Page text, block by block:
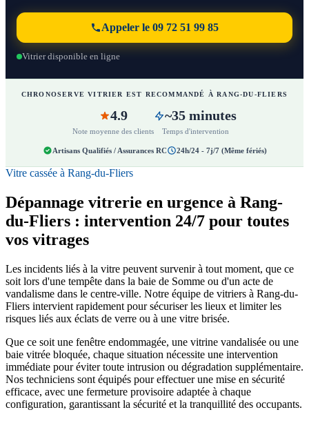
Appeler le 09 72 51 99 85
Vitrier disponible en ligne
CHRONOSERVE VITRIER EST RECOMMANDÉ À RANG-DU-FLIERS
4.9
Note moyenne des clients
~35 minutes
Temps d'intervention
Artisans Qualifiés / Assurances RC 24h/24 - 7j/7 (Même fériés)
Vitre cassée à Rang-du-Fliers
Dépannage vitrerie en urgence à Rang-
du-Fliers : intervention 24/7 pour toutes
vos vitrages
Les incidents liés à la vitre peuvent survenir à tout moment, que ce
soit lors d'une tempête dans la baie de Somme ou d'un acte de
vandalisme dans le centre-ville. Notre équipe de vitriers à Rang-du-
Fliers intervient rapidement pour sécuriser les lieux et limiter les
risques liés aux éclats de verre ou à une vitre brisée.
Que ce soit une fenêtre endommagée, une vitrine vandalisée ou une
baie vitrée bloquée, chaque situation nécessite une intervention
immédiate pour éviter toute intrusion ou dégradation supplémentaire.
Nos techniciens sont équipés pour effectuer une mise en sécurité
efficace, avec une fermeture provisoire adaptée à chaque
configuration, garantissant la sécurité et la tranquillité des occupants.